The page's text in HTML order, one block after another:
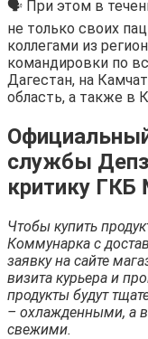
🗣 При этом в
не только своих
коллегами из
командировки по
Дагестан, на
область, а также в
службы
критику
Чтобы купить
Коммунарка с
заявку на сайте
визита курьера и
продукты будут
– охлажденными, а
свежими.